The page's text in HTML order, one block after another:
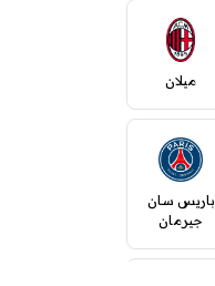
ميلان
باريس سان
جيرمان